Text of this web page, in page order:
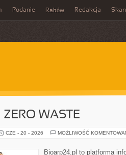
Podanie Raków Redakcja
ZERO WASTE
CZE - 20 - 2026 MOŻLIWOŚĆ
Bioarp24.pl to platforma